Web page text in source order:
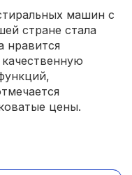
машин с
стране стала
нравится
цены.